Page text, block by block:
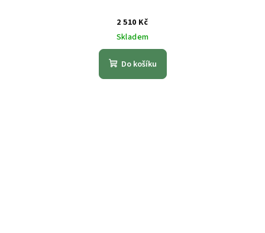
2 510 Kč
Skladem
Do košíku